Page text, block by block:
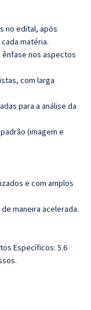
no edital, após
matéria.
nos aspectos
com larga
para a análise da
(imagem e
e com amplos
maneira acelerada.
Específicos: 5.6